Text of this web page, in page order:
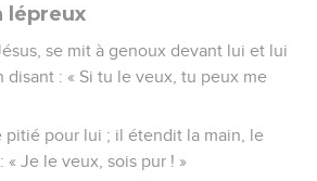
lépreux
se mit à genoux devant lui et lui
disant : « Si tu le veux, tu peux me
pitié pour lui ; il étendit la main, le
Je le veux, sois pur ! »